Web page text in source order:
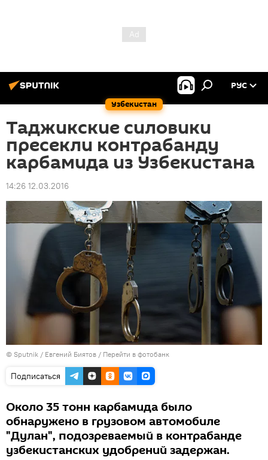
Узбекистан
РУС
Таджикские силовики
пресекли контрабанду
карбамида из Узбекистана
14:26 12.03.2016
© Sputnik / Евгений Биятов / Перейти в фотобанк
Подписаться
Около 35 тонн карбамида было
обнаружено в грузовом автомобиле
"Дулан", подозреваемый в контрабанде
узбекистанских удобрений задержан.